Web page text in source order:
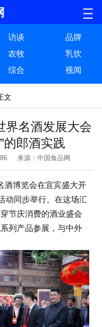
访谈
品牌
农牧
乳饮
综合 视闻
文
界名酒发展大会
的郎酒实践
来源：中国食品网
博览会在宜宾盛大开
动同步举行。在这场汇
节庆消费的酒业盛会
列产品参展，与中外